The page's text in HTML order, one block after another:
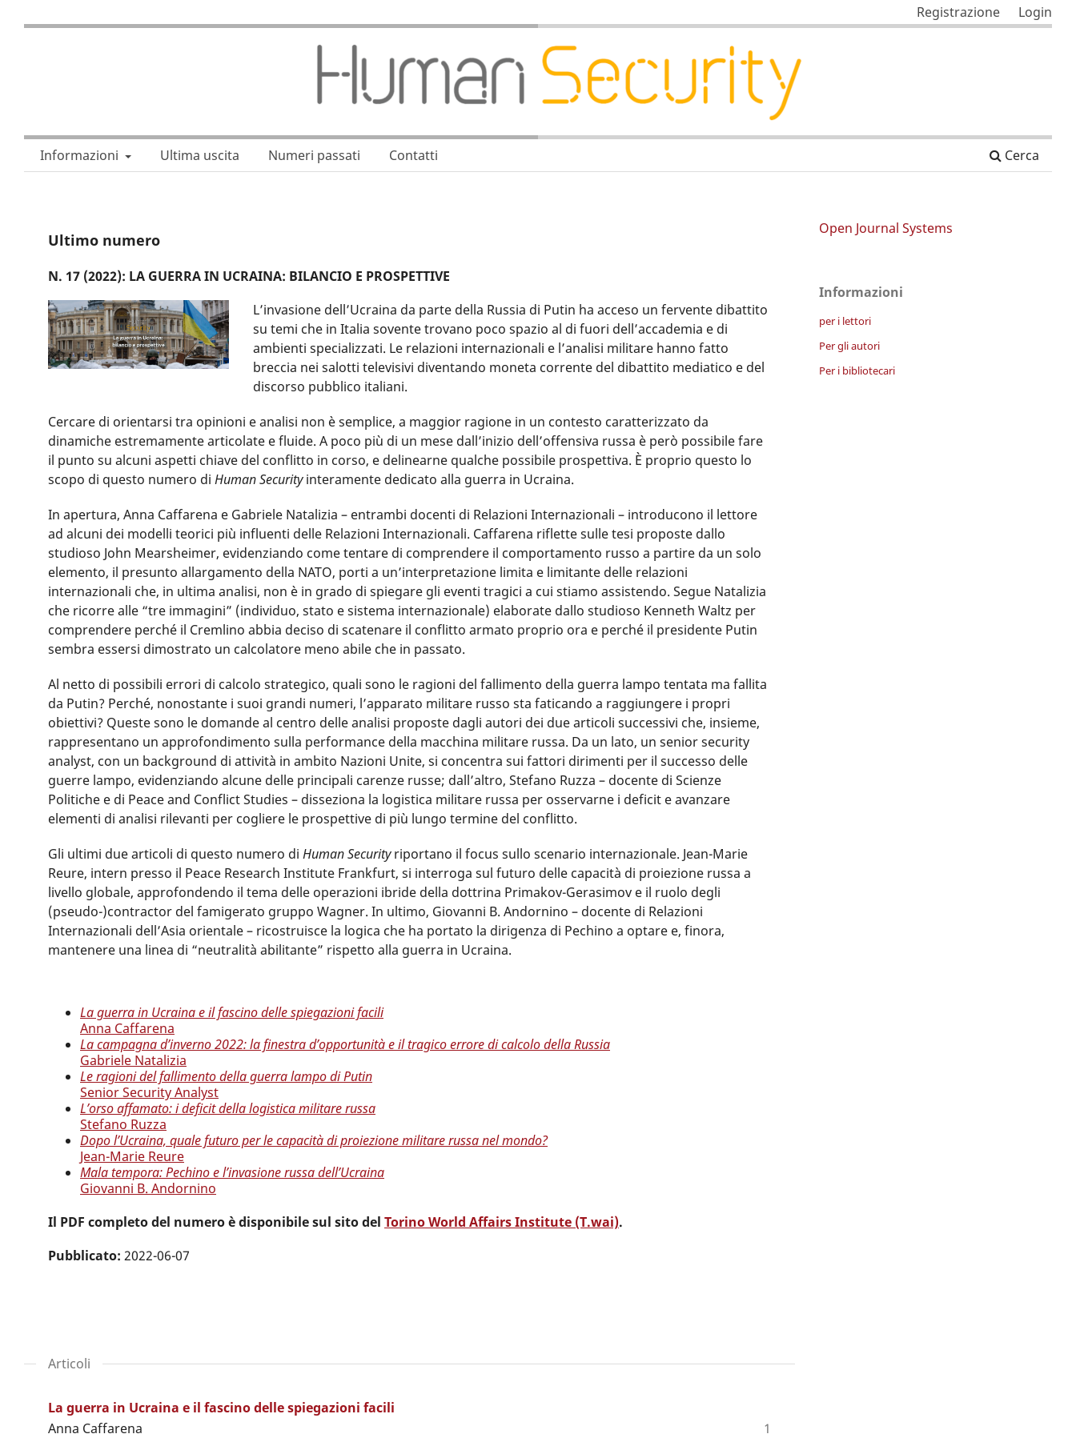
Informazioni Ultima uscita Numeri passati Contatti Cerca
Registrazione Login
Ultimo numero
N. 17 (2022): LA GUERRA IN UCRAINA: BILANCIO E PROSPETTIVE
L’invasione dell’Ucraina da parte della Russia di Putin ha acceso un fervente dibattito
su temi che in Italia sovente trovano poco spazio al di fuori dell’accademia e di
ambienti specializzati. Le relazioni internazionali e l’analisi militare hanno fatto
breccia nei salotti televisivi diventando moneta corrente del dibattito mediatico e del
discorso pubblico italiani.
Cercare di orientarsi tra opinioni e analisi non è semplice, a maggior ragione in un contesto caratterizzato da
dinamiche estremamente articolate e fluide. A poco più di un mese dall’inizio dell’offensiva russa è però possibile fare
il punto su alcuni aspetti chiave del conflitto in corso, e delinearne qualche possibile prospettiva. È proprio questo lo
scopo di questo numero di Human Securityinteramente dedicato alla guerra in Ucraina.
In apertura, Anna Caffarena e Gabriele Natalizia – entrambi docenti di Relazioni Internazionali – introducono il lettore
ad alcuni dei modelli teorici più influenti delle Relazioni Internazionali. Caffarena riflette sulle tesi proposte dallo
studioso John Mearsheimer, evidenziando come tentare di comprendere il comportamento russo a partire da un solo
elemento, il presunto allargamento della NATO, porti a un’interpretazione limita e limitante delle relazioni
internazionali che, in ultima analisi, non è in grado di spiegare gli eventi tragici a cui stiamo assistendo. Segue Natalizia
che ricorre alle “tre immagini” (individuo, stato e sistema internazionale) elaborate dallo studioso Kenneth Waltz per
comprendere perché il Cremlino abbia deciso di scatenare il conflitto armato proprio ora e perché il presidente Putin
sembra essersi dimostrato un calcolatore meno abile che in passato.
Al netto di possibili errori di calcolo strategico, quali sono le ragioni del fallimento della guerra lampo tentata ma fallita
da Putin? Perché, nonostante i suoi grandi numeri, l’apparato militare russo sta faticando a raggiungere i propri
obiettivi? Queste sono le domande al centro delle analisi proposte dagli autori dei due articoli successivi che, insieme,
rappresentano un approfondimento sulla performance della macchina militare russa. Da un lato, un senior security
analyst, con un background di attività in ambito Nazioni Unite, si concentra sui fattori dirimenti per il successo delle
guerre lampo, evidenziando alcune delle principali carenze russe; dall’altro, Stefano Ruzza – docente di Scienze
Politiche e di Peace and Conflict Studies – disseziona la logistica militare russa per osservarne i deficit e avanzare
elementi di analisi rilevanti per cogliere le prospettive di più lungo termine del conflitto.
Gli ultimi due articoli di questo numero di Human Securityriportano il focus sullo scenario internazionale. Jean-Marie
Reure, intern presso il Peace Research Institute Frankfurt, si interroga sul futuro delle capacità di proiezione russa a
livello globale, approfondendo il tema delle operazioni ibride della dottrina Primakov-Gerasimov e il ruolo degli
(pseudo-)contractor del famigerato gruppo Wagner. In ultimo, Giovanni B. Andornino – docente di Relazioni
Internazionali dell’Asia orientale – ricostruisce la logica che ha portato la dirigenza di Pechino a optare e, finora,
mantenere una linea di “neutralità abilitante” rispetto alla guerra in Ucraina.
La guerra in Ucraina e il fascino delle spiegazioni facili
Anna Caffarena
La campagna d’inverno 2022: la finestra d’opportunità e il tragico errore di calcolo della Russia
Gabriele Natalizia
Le ragioni del fallimento della guerra lampo di Putin
Senior Security Analyst
L’orso affamato: i deficit della logistica militare russa
Stefano Ruzza
Dopo l’Ucraina, quale futuro per le capacità di proiezione militare russa nel mondo?
Jean-Marie Reure
Mala tempora: Pechino e l’invasione russa dell’Ucraina
Giovanni B. Andornino
Il PDF completo del numero è disponibile sul sito del Torino World Affairs Institute (T.wai).
Pubblicato: 2022-06-07
Articoli
La guerra in Ucraina e il fascino delle spiegazioni facili
Anna Caffarena
1
Open Journal Systems
Informazioni
per i lettori
Per gli autori
Per i bibliotecari